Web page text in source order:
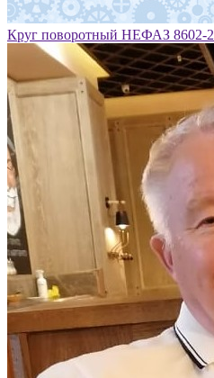
Круг поворотный НЕФАЗ 8602-